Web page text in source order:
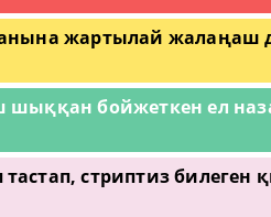
жартылай жалаңаш
шыққан бойжеткен ел
стриптиз билеген